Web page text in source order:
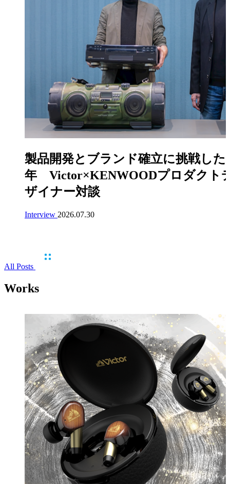
製品開発とブランド確立に挑戦した
年 Victor×KENWOODプロダクト
ザイナー対談
Interview 2026.07.30
All Posts
Works